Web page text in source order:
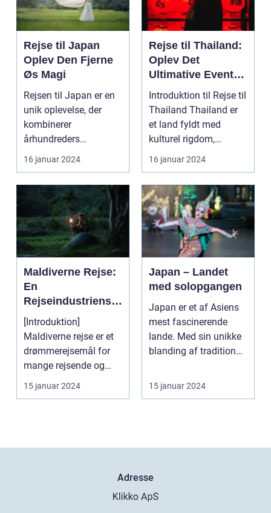
Rejse til Japan
Oplev Den Fjerne
Øs Magi
Rejsen til Japan er en
unik oplevelse, der
kombinerer
århundreders
traditioner med
moderne innovatio...
16 januar 2024
Rejse til Thailand:
Oplev Det
Ultimative Eventyr
i Landet Smilenes
Land
Introduktion til Rejse til
Thailand Thailand er
et land fyldt med
kulturel rigdom,
naturskønne land...
16 januar 2024
Maldiverne Rejse:
En
Rejseindustriens
Perle
[Introduktion]
Maldiverne rejse er et
drømmerejsemål for
mange rejsende og
eventyrlystne. Med
sine k...
15 januar 2024
Japan – Landet
med solopgangen
Japan er et af Asiens
mest fascinerende
lande. Med sin unikke
blanding af tradition
15 januar 2024
Adresse